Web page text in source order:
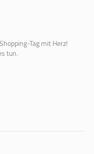
Tag mit Herz!
tun.